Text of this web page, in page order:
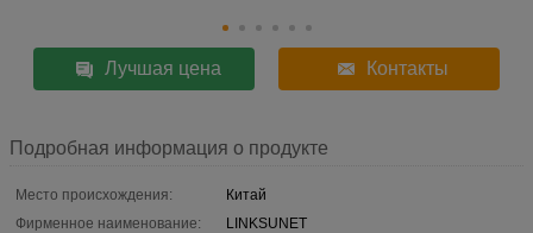
Лучшая цена Контакты
Подробная информация о продукте
Место происхождения:
Китай
Фирменное наименование:
LINKSUNET